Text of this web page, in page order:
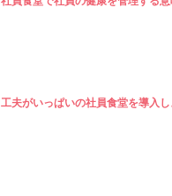
工夫がいっぱいの社員食堂を導入し